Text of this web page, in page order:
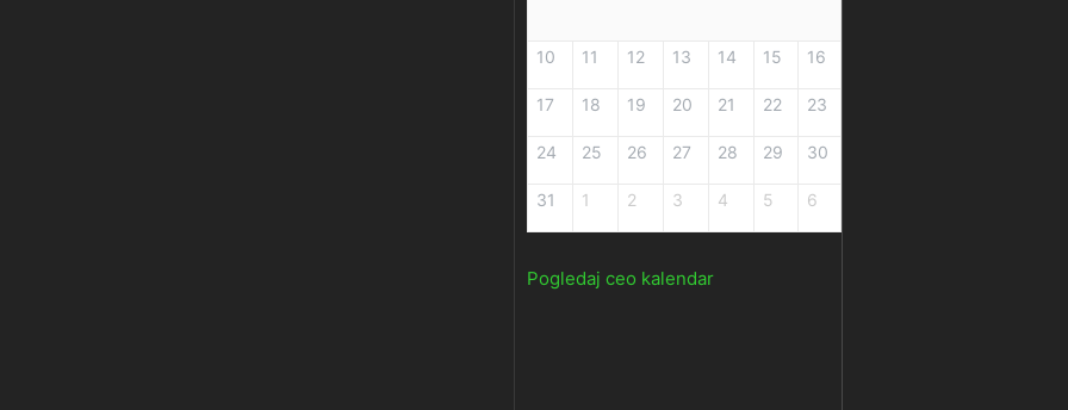
10 11 12 13 14 15 16
17 18 19 20 21 22 23
24 25 26 27 28 29 30
31 1 2 3 4 5 6
Pogledaj ceo kalendar